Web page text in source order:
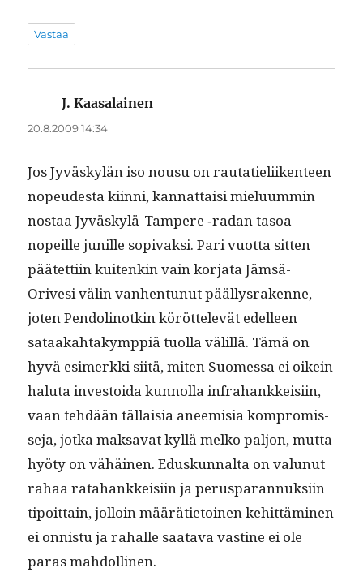
Vastaa
J. Kaasalainen
20.8.2009 14:34
Jos Jyväskylän iso nousu on rautatieli­iken­teen
nopeud­es­ta kiin­ni, kan­nat­taisi mielu­um­min
nos­taa Jyväskylä-Tam­pere ‑radan tasoa
nopeille junille sopi­vak­si. Pari vuot­ta sit­ten
päätet­ti­in kuitenkin vain kor­ja­ta Jäm­sä-
Orivesi välin van­hen­tunut päällysrakenne,
joten Pen­dolinotkin köröt­televät edelleen
sataakah­takymp­piä tuol­la välil­lä. Tämä on
hyvä esimerk­ki siitä, miten Suomes­sa ei oikein
halu­ta investoi­da kun­nol­la infra­hankkeisi­in,
vaan tehdään täl­laisia aneemisia kom­pro­mis­
se­ja, jot­ka mak­sa­vat kyl­lä melko paljon, mut­ta
hyö­ty on vähäi­nen. Eduskunnal­ta on val­unut
rahaa rata­hankkeisi­in ja perus­paran­nuk­si­in
tipoit­tain, jol­loin määräti­etoinen kehit­tämi­nen
ei onnis­tu ja rahalle saata­va vas­tine ei ole
paras mahdollinen.